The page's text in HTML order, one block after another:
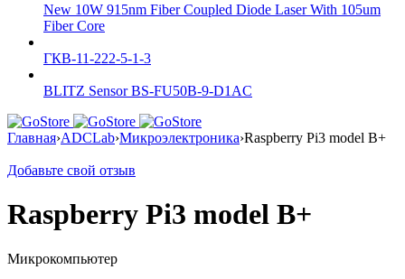
New 10W 915nm Fiber Coupled Diode Laser With 105um
Fiber Core
ГКВ-11-222-5-1-3
BLITZ Sensor BS-FU50B-9-D1AC
Главная›ADCLab›Микроэлектроника›Raspberry Pi3 model B+
Добавьте свой отзыв
Raspberry Pi3 model B+
Микрокомпьютер